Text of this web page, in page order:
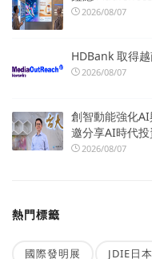
2026/08/07
HDBank 取得
2026/08/07
創智動能強化
邀分享AI時代投
2026/08/07
熱門標籤
國際發明展 JDIE日